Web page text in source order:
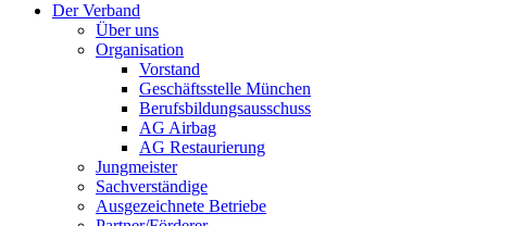
Der Verband
Über uns
Organisation
Vorstand
Geschäftsstelle München
Berufsbildungsausschuss
AG Airbag
AG Restaurierung
Jungmeister
Sachverständige
Ausgezeichnete Betriebe